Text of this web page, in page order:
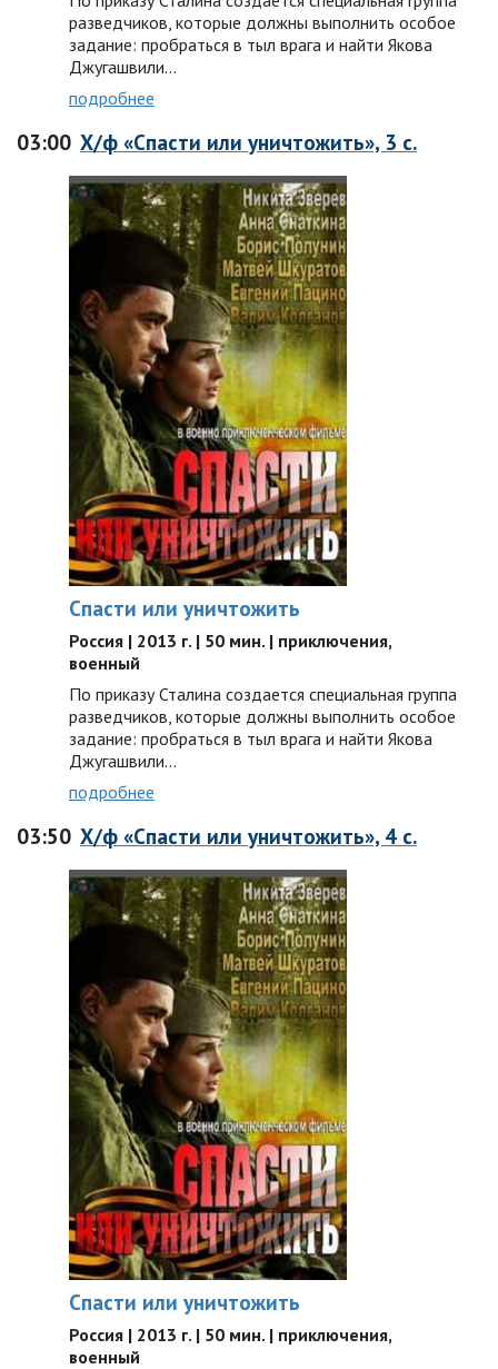
разведчиков, которые должны выполнить особое
задание: пробраться в тыл врага и найти Якова
Джугашвили…
подробнее
03:00 Х/ф «Спасти или уничтожить», 3 с.
Спасти или уничтожить
Россия | 2013 г. | 50 мин. | приключения,
военный
По приказу Сталина создается специальная группа
разведчиков, которые должны выполнить особое
задание: пробраться в тыл врага и найти Якова
Джугашвили…
подробнее
03:50 Х/ф «Спасти или уничтожить», 4 с.
Спасти или уничтожить
Россия | 2013 г. | 50 мин. | приключения,
военный